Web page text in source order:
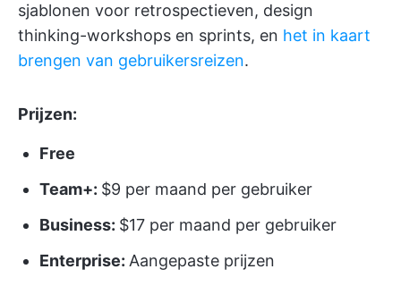
sjablonen voor retrospectieven, design
thinking-workshops en sprints, en het in kaart
brengen van gebruikersreizen.
Prijzen:
Free
Team+: $9 per maand per gebruiker
Business: $17 per maand per gebruiker
Enterprise: Aangepaste prijzen